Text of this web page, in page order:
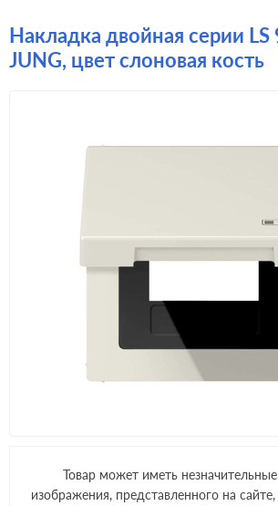
Накладка двойная серии LS
JUNG, цвет слоновая кость
Товар может иметь
изображения, представленного на